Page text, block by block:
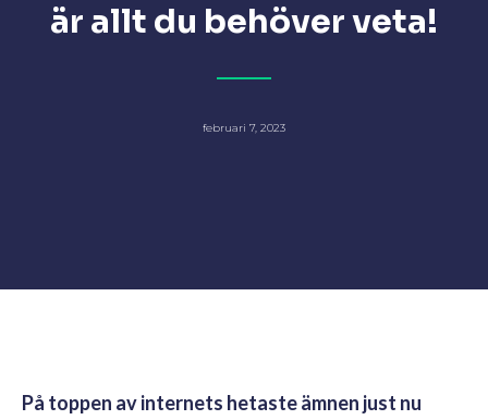
är allt du behöver veta!
februari 7, 2023
På toppen av internets hetaste ämnen just nu